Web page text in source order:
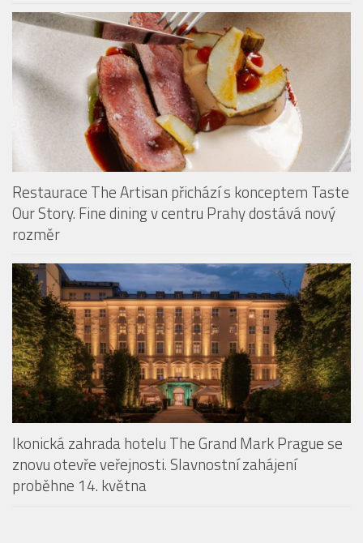
Restaurace The Artisan přichází s konceptem Taste
Our Story. Fine dining v centru Prahy dostává nový
rozměr
Ikonická zahrada hotelu The Grand Mark Prague se
znovu otevře veřejnosti. Slavnostní zahájení
proběhne 14. května